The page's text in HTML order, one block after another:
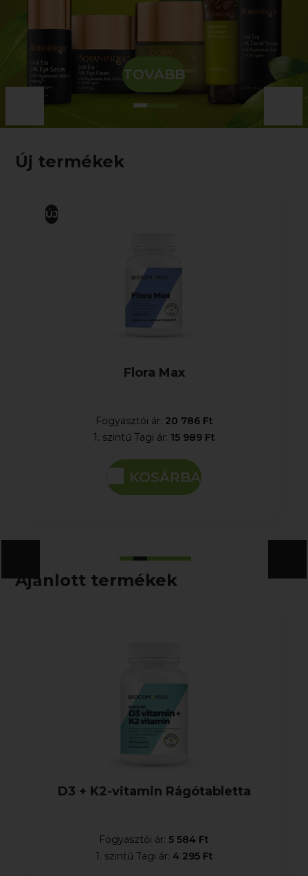
TOVÁBB
Új termékek
ÚJ
Flora Max
Fogyasztói ár: 20 786 Ft
1. szintű Tagi ár: 15 989 Ft
KOSÁRBA
Ajánlott termékek
D3 + K2-vitamin Rágótabletta
Fogyasztói ár:5 584 Ft
1. szintű Tagi ár: 4 295 Ft